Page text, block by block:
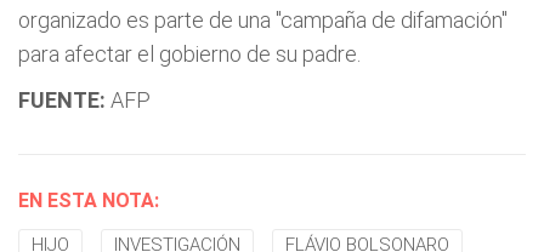
organizado es parte de una "campaña de difamación"
para afectar el gobierno de su padre.
FUENTE: AFP
EN ESTA NOTA:
HIJO INVESTIGACIÓN FLÁVIO BOLSONARO